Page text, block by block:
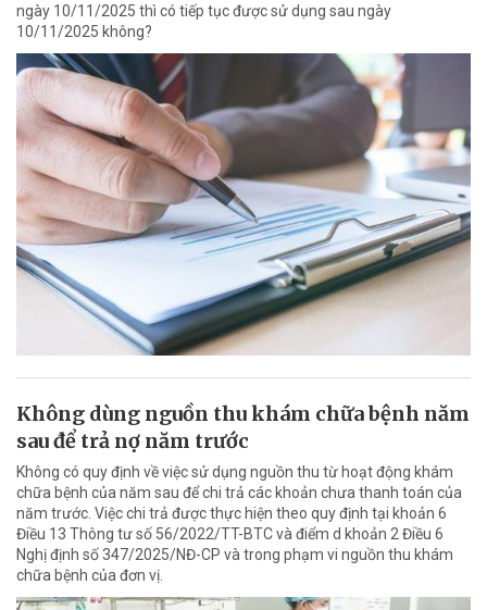
ngày 10/11/2025 thì có tiếp tục được sử dụng sau ngày
10/11/2025 không?
Không dùng nguồn thu khám chữa bệnh năm
sau để trả nợ năm trước
Không có quy định về việc sử dụng nguồn thu từ hoạt động khám
chữa bệnh của năm sau để chi trả các khoản chưa thanh toán của
năm trước. Việc chi trả được thực hiện theo quy định tại khoản 6
Điều 13 Thông tư số 56/2022/TT-BTC và điểm d khoản 2 Điều 6
Nghị định số 347/2025/NĐ-CP và trong phạm vi nguồn thu khám
chữa bệnh của đơn vị.